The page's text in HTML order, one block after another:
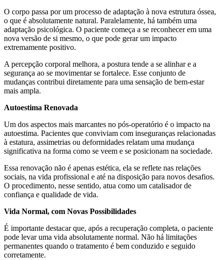
O corpo passa por um processo de adaptação à nova estrutura óssea,
o que é absolutamente natural. Paralelamente, há também uma
adaptação psicológica. O paciente começa a se reconhecer em uma
nova versão de si mesmo, o que pode gerar um impacto
extremamente positivo.
A percepção corporal melhora, a postura tende a se alinhar e a
segurança ao se movimentar se fortalece. Esse conjunto de
mudanças contribui diretamente para uma sensação de bem-estar
mais ampla.
Autoestima Renovada
Um dos aspectos mais marcantes no pós-operatório é o impacto na
autoestima. Pacientes que conviviam com inseguranças relacionadas
à estatura, assimetrias ou deformidades relatam uma mudança
significativa na forma como se veem e se posicionam na sociedade.
Essa renovação não é apenas estética, ela se reflete nas relações
sociais, na vida profissional e até na disposição para novos desafios.
O procedimento, nesse sentido, atua como um catalisador de
confiança e qualidade de vida.
Vida Normal, com Novas Possibilidades
É importante destacar que, após a recuperação completa, o paciente
pode levar uma vida absolutamente normal. Não há limitações
permanentes quando o tratamento é bem conduzido e seguido
corretamente.